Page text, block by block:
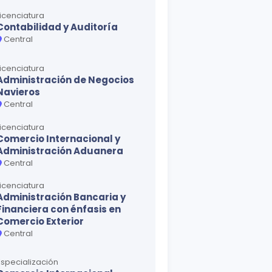
y Auditoría
Central
de Negocios
Central
Internacional y
Aduanera
Central
Bancaria y
con énfasis en
Exterior
Central